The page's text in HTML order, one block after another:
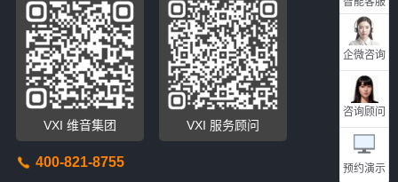
企微咨询
咨询顾问
预约演示
VXI 维音集团 VXI 服务顾问
400-821-8755